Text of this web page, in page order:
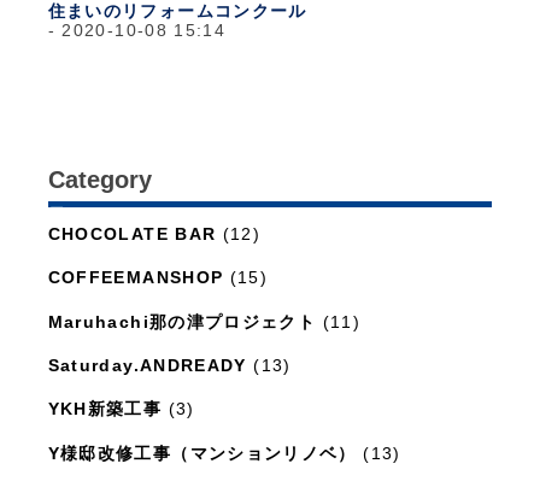
住まいのリフォームコンクール
2020-10-08 15:14
Category
CHOCOLATE BAR (12)
COFFEEMANSHOP (15)
Maruhachi那の津プロジェクト (11)
Saturday.ANDREADY (13)
YKH新築工事 (3)
Y様邸改修工事（マンションリノベ） (13)